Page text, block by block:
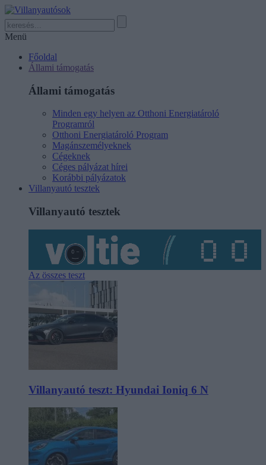
Menü
Főoldal
Állami támogatás
Állami támogatás
Minden egy helyen az Otthoni Energiatároló
Programról
Otthoni Energiatároló Program
Magánszemélyeknek
Cégeknek
Céges pályázat hírei
Korábbi pályázatok
Villanyautó tesztek
Villanyautó tesztek
Az összes teszt
Villanyautó teszt: Hyundai Ioniq 6 N